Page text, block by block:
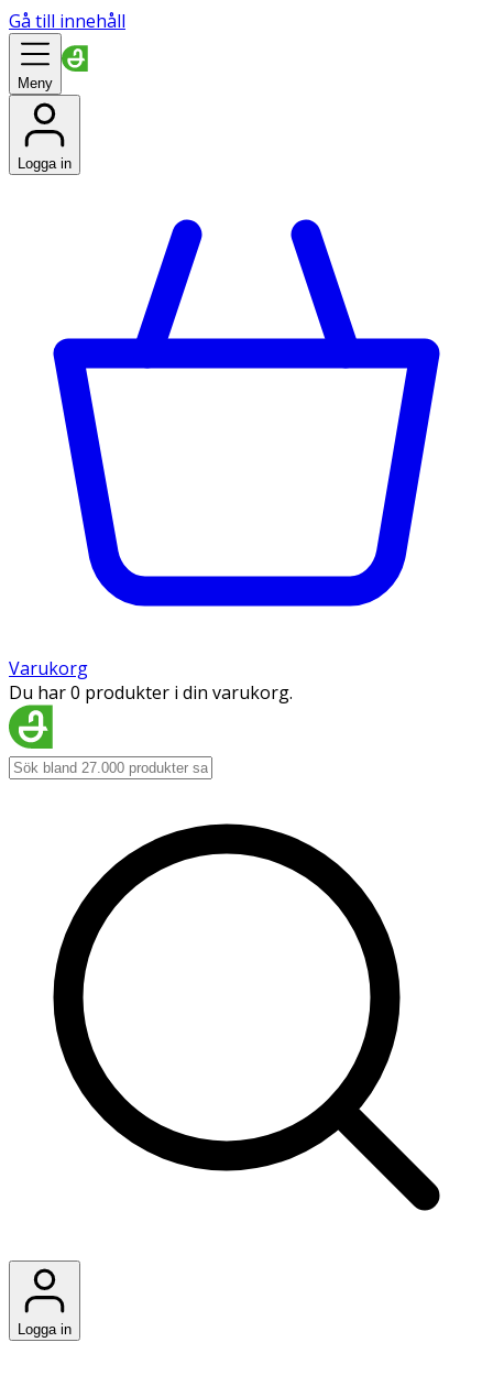
Gå till innehåll
Meny
Logga in
Varukorg
Du har 0 produkter i din varukorg.
Logga in